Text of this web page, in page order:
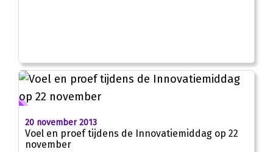
20 november 2013
Voel en proef tijdens de Innovatiemiddag op 22
november